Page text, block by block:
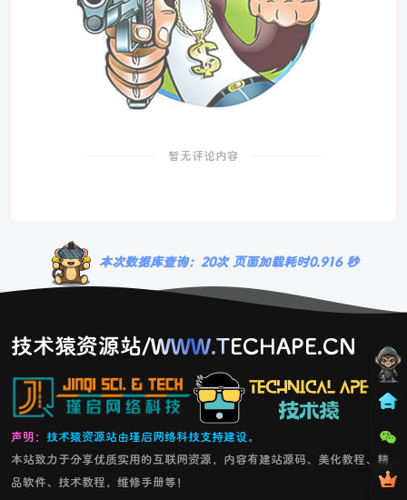
暂无评论内容
本次数据库查询：20次 页面加载耗时0.916 秒
技术猿资源站/WWW.TECHAPE.CN
声明： 技术猿资源站由瑾启网络科技支持建设。
本站致力于分享优质实用的互联网资源，内容有建站源码、美化教程、精
品软件、技术教程，维修手册等！